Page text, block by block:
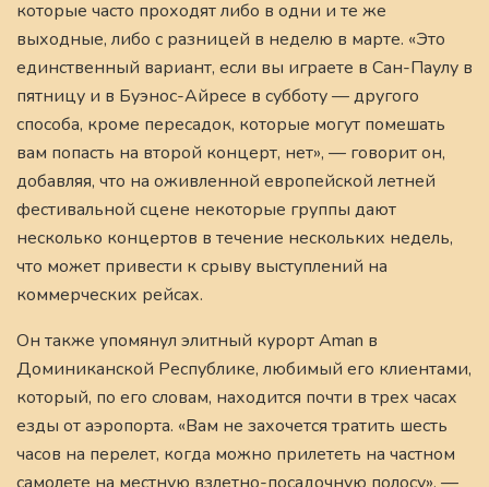
которые часто проходят либо в одни и те же
выходные, либо с разницей в неделю в марте. «Это
единственный вариант, если вы играете в Сан-Паулу в
пятницу и в Буэнос-Айресе в субботу — другого
способа, кроме пересадок, которые могут помешать
вам попасть на второй концерт, нет», — говорит он,
добавляя, что на оживленной европейской летней
фестивальной сцене некоторые группы дают
несколько концертов в течение нескольких недель,
что может привести к срыву выступлений на
коммерческих рейсах.
Он также упомянул элитный курорт Aman в
Доминиканской Республике, любимый его клиентами,
который, по его словам, находится почти в трех часах
езды от аэропорта. «Вам не захочется тратить шесть
часов на перелет, когда можно прилететь на частном